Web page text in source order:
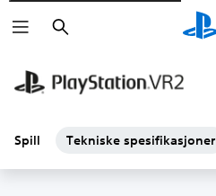
Søk
Spill Tekniske spesifikasjoner